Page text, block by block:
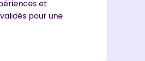
et
pour une